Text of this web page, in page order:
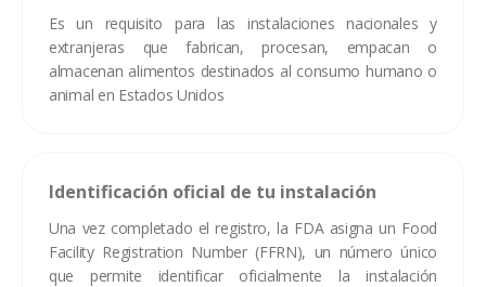
Es un requisito para las instalaciones nacionales y
extranjeras que fabrican, procesan, empacan o
almacenan alimentos destinados al consumo humano o
animal en Estados Unidos
Identificación oficial de tu instalación
Una vez completado el registro, la FDA asigna un Food
Facility Registration Number (FFRN), un número único
que permite identificar oficialmente la instalación